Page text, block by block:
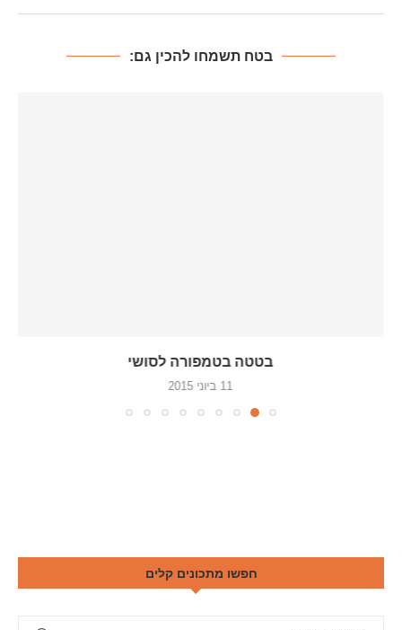
בטח תשמחו להכין גם:
בטטה בטמפורה לסושי
11 ביוני 2015
חפשו מתכונים קלים